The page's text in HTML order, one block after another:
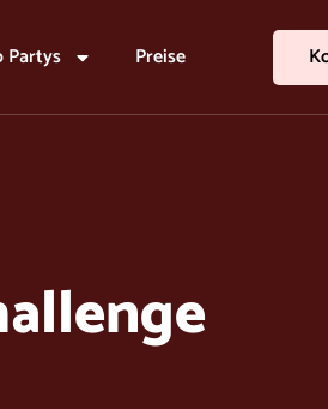
Partys Preise